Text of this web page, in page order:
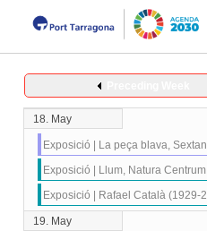
18. May
Exposició | La peça blava,
Exposició | Llum, Natura
Exposició | Rafael Català
19. May